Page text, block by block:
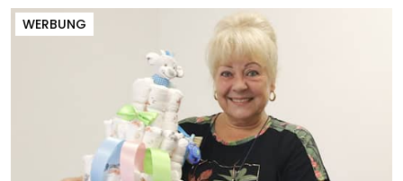
WERBUNG